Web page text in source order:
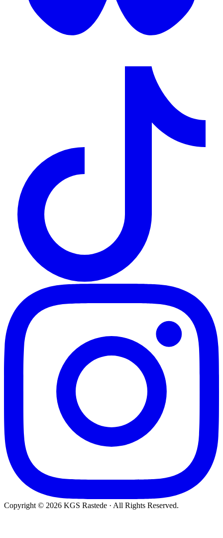
Copyright © 2026 KGS Rastede · All Rights Reserved.